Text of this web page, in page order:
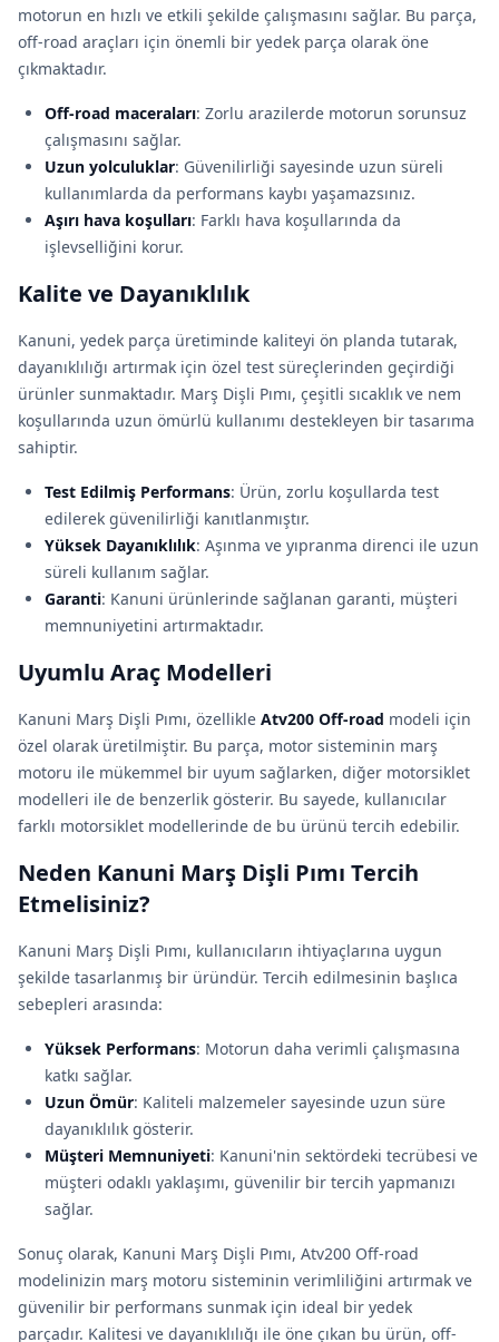
motorun en hızlı ve etkili şekilde çalışmasını sağlar. Bu parça,
off-road araçları için önemli bir yedek parça olarak öne
çıkmaktadır.
Off-road maceraları: Zorlu arazilerde motorun sorunsuz
çalışmasını sağlar.
Uzun yolculuklar: Güvenilirliği sayesinde uzun süreli
kullanımlarda da performans kaybı yaşamazsınız.
Aşırı hava koşulları: Farklı hava koşullarında da
işlevselliğini korur.
Kalite ve Dayanıklılık
Kanuni, yedek parça üretiminde kaliteyi ön planda tutarak,
dayanıklılığı artırmak için özel test süreçlerinden geçirdiği
ürünler sunmaktadır. Marş Dişli Pımı, çeşitli sıcaklık ve nem
koşullarında uzun ömürlü kullanımı destekleyen bir tasarıma
sahiptir.
Test Edilmiş Performans: Ürün, zorlu koşullarda test
edilerek güvenilirliği kanıtlanmıştır.
Yüksek Dayanıklılık: Aşınma ve yıpranma direnci ile uzun
süreli kullanım sağlar.
Garanti: Kanuni ürünlerinde sağlanan garanti, müşteri
memnuniyetini artırmaktadır.
Uyumlu Araç Modelleri
Kanuni Marş Dişli Pımı, özellikle Atv200 Off-road modeli için
özel olarak üretilmiştir. Bu parça, motor sisteminin marş
motoru ile mükemmel bir uyum sağlarken, diğer motorsiklet
modelleri ile de benzerlik gösterir. Bu sayede, kullanıcılar
farklı motorsiklet modellerinde de bu ürünü tercih edebilir.
Neden Kanuni Marş Dişli Pımı Tercih
Etmelisiniz?
Kanuni Marş Dişli Pımı, kullanıcıların ihtiyaçlarına uygun
şekilde tasarlanmış bir üründür. Tercih edilmesinin başlıca
sebepleri arasında:
Yüksek Performans: Motorun daha verimli çalışmasına
katkı sağlar.
Uzun Ömür: Kaliteli malzemeler sayesinde uzun süre
dayanıklılık gösterir.
Müşteri Memnuniyeti: Kanuni'nin sektördeki tecrübesi ve
müşteri odaklı yaklaşımı, güvenilir bir tercih yapmanızı
sağlar.
Sonuç olarak, Kanuni Marş Dişli Pımı, Atv200 Off-road
modelinizin marş motoru sisteminin verimliliğini artırmak ve
güvenilir bir performans sunmak için ideal bir yedek
parçadır. Kalitesi ve dayanıklılığı ile öne çıkan bu ürün, off-